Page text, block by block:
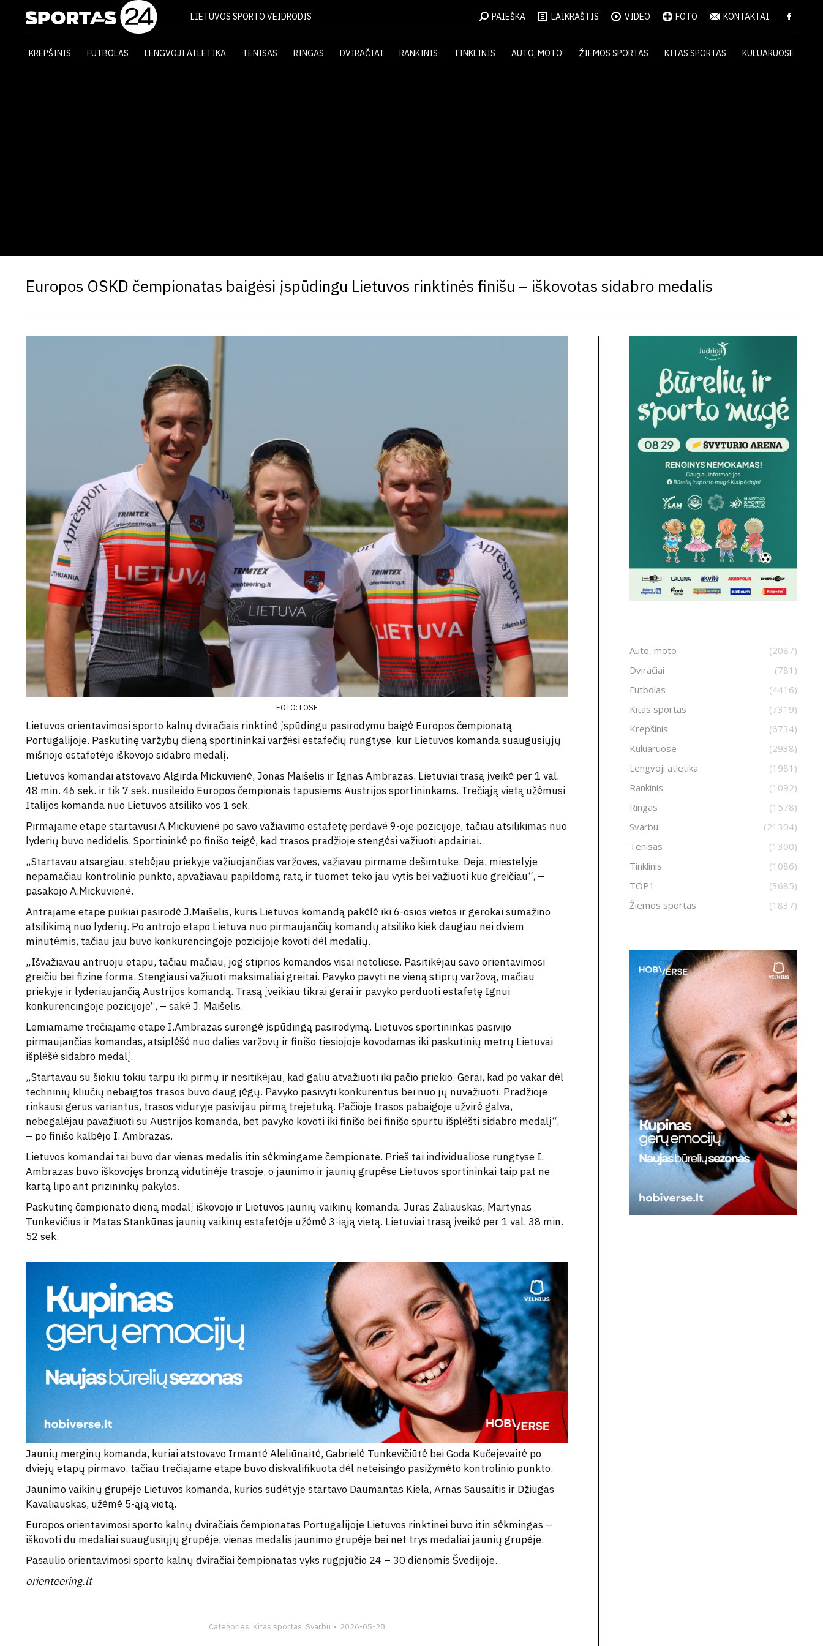
LIETUVOS SPORTO VEIDRODIS PAIEŠKA LAIKRAŠTIS VIDEO FOTO KONTAKTAI
KREPŠINIS FUTBOLAS LENGVOJI ATLETIKA TENISAS RINGAS DVIRAČIAI RANKINIS TINKLINIS AUTO, MOTO ŽIEMOS SPORTAS KITAS SPORTAS KULUARUOSE
Europos OSKD čempionatas baigėsi įspūdingu Lietuvos rinktinės finišu – iškovotas sidabro medalis
FOTO: LOSF
Lietuvos orientavimosi sporto kalnų dviračiais rinktinė įspūdingu pasirodymu baigė Europos čempionatą
Portugalijoje. Paskutinę varžybų dieną sportininkai varžėsi estafečių rungtyse, kur Lietuvos komanda suaugusiųjų
mišrioje estafetėje iškovojo sidabro medalį.
Lietuvos komandai atstovavo Algirda Mickuvienė, Jonas Maišelis ir Ignas Ambrazas. Lietuviai trasą įveikė per 1 val.
48 min. 46 sek. ir tik 7 sek. nusileido Europos čempionais tapusiems Austrijos sportininkams. Trečiąją vietą užėmusi
Italijos komanda nuo Lietuvos atsiliko vos 1 sek.
Pirmajame etape startavusi A.Mickuvienė po savo važiavimo estafetę perdavė 9-oje pozicijoje, tačiau atsilikimas nuo
lyderių buvo nedidelis. Sportininkė po finišo teigė, kad trasos pradžioje stengėsi važiuoti apdairiai.
„Startavau atsargiau, stebėjau priekyje važiuojančias varžoves, važiavau pirmame dešimtuke. Deja, miestelyje
nepamačiau kontrolinio punkto, apvažiavau papildomą ratą ir tuomet teko jau vytis bei važiuoti kuo greičiau“, –
pasakojo A.Mickuvienė.
Antrajame etape puikiai pasirodė J.Maišelis, kuris Lietuvos komandą pakėlė iki 6-osios vietos ir gerokai sumažino
atsilikimą nuo lyderių. Po antrojo etapo Lietuva nuo pirmaujančių komandų atsiliko kiek daugiau nei dviem
minutėmis, tačiau jau buvo konkurencingoje pozicijoje kovoti dėl medalių.
„Išvažiavau antruoju etapu, tačiau mačiau, jog stiprios komandos visai netoliese. Pasitikėjau savo orientavimosi
greičiu bei fizine forma. Stengiausi važiuoti maksimaliai greitai. Pavyko pavyti ne vieną stiprų varžovą, mačiau
priekyje ir lyderiaujančią Austrijos komandą. Trasą įveikiau tikrai gerai ir pavyko perduoti estafetę Ignui
konkurencingoje pozicijoje“, – sakė J. Maišelis.
Lemiamame trečiajame etape I.Ambrazas surengė įspūdingą pasirodymą. Lietuvos sportininkas pasivijo
pirmaujančias komandas, atsiplėšė nuo dalies varžovų ir finišo tiesiojoje kovodamas iki paskutinių metrų Lietuvai
išplėšė sidabro medalį.
„Startavau su šiokiu tokiu tarpu iki pirmų ir nesitikėjau, kad galiu atvažiuoti iki pačio priekio. Gerai, kad po vakar dėl
techninių kliučių nebaigtos trasos buvo daug jėgų. Pavyko pasivyti konkurentus bei nuo jų nuvažiuoti. Pradžioje
rinkausi gerus variantus, trasos viduryje pasivijau pirmą trejetuką. Pačioje trasos pabaigoje užvirė galva,
nebegalėjau pavažiuoti su Austrijos komanda, bet pavyko kovoti iki finišo bei finišo spurtu išplėšti sidabro medalį“,
– po finišo kalbėjo I. Ambrazas.
Lietuvos komandai tai buvo dar vienas medalis itin sėkmingame čempionate. Prieš tai individualiose rungtyse I.
Ambrazas buvo iškovojęs bronzą vidutinėje trasoje, o jaunimo ir jaunių grupėse Lietuvos sportininkai taip pat ne
kartą lipo ant prizininkų pakylos.
Paskutinę čempionato dieną medalį iškovojo ir Lietuvos jaunių vaikinų komanda. Juras Zaliauskas, Martynas
Tunkevičius ir Matas Stankūnas jaunių vaikinų estafetėje užėmė 3-iąją vietą. Lietuviai trasą įveikė per 1 val. 38 min.
52 sek.
Jaunių merginų komanda, kuriai atstovavo Irmantė Aleliūnaitė, Gabrielė Tunkevičiūtė bei Goda Kučejevaitė po
dviejų etapų pirmavo, tačiau trečiajame etape buvo diskvalifikuota dėl neteisingo pasižymėto kontrolinio punkto.
Jaunimo vaikinų grupėje Lietuvos komanda, kurios sudėtyje startavo Daumantas Kiela, Arnas Sausaitis ir Džiugas
Kavaliauskas, užėmė 5-ąją vietą.
Europos orientavimosi sporto kalnų dviračiais čempionatas Portugalijoje Lietuvos rinktinei buvo itin sėkmingas –
iškovoti du medaliai suaugusiųjų grupėje, vienas medalis jaunimo grupėje bei net trys medaliai jaunių grupėje.
Pasaulio orientavimosi sporto kalnų dviračiai čempionatas vyks rugpjūčio 24 – 30 dienomis Švedijoje.
orienteering.lt
Categories: Kitas sportas, Svarbu 2026-05-28
Auto, moto
(2087)
Dviračiai
(781)
Futbolas
(4416)
Kitas sportas
(7319)
Krepšinis
(6734)
Kuluaruose
(2938)
Lengvoji atletika
(1981)
Rankinis
(1092)
Ringas
(1578)
Svarbu
(21304)
Tenisas
(1300)
Tinklinis
(1086)
TOP1
(3685)
Žiemos sportas
(1837)